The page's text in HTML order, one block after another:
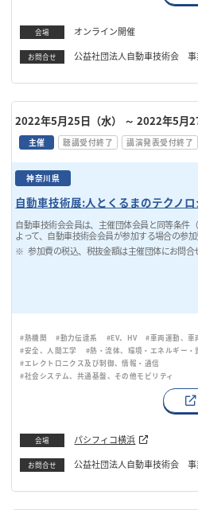
会場 オンライン開催
お問合せ 公益社団法人自動車技術会
2022年5月25日（水） ～ 2022年5月
主催 聴講受付終了 講演発表受付終了
神奈川県
自動車技術展:人とくるまのテクノ
自動車技術会会員は、主催団体会員と同等条件
よって、自動車技術会会員が参加する場合の参加
参加費の税込、税抜金額は主催団体にお問合
#熱機関 #動力伝達系 #EV、HV
#車両運動、車
#安全、人間工学
#熱・流体、環境・エネルギー・
#エレクトロニクス及び制御、情報・通信
#社会システム、共通基盤、その他モビリティ
会場 パシフィコ横浜
お問合せ 公益社団法人自動車技術会